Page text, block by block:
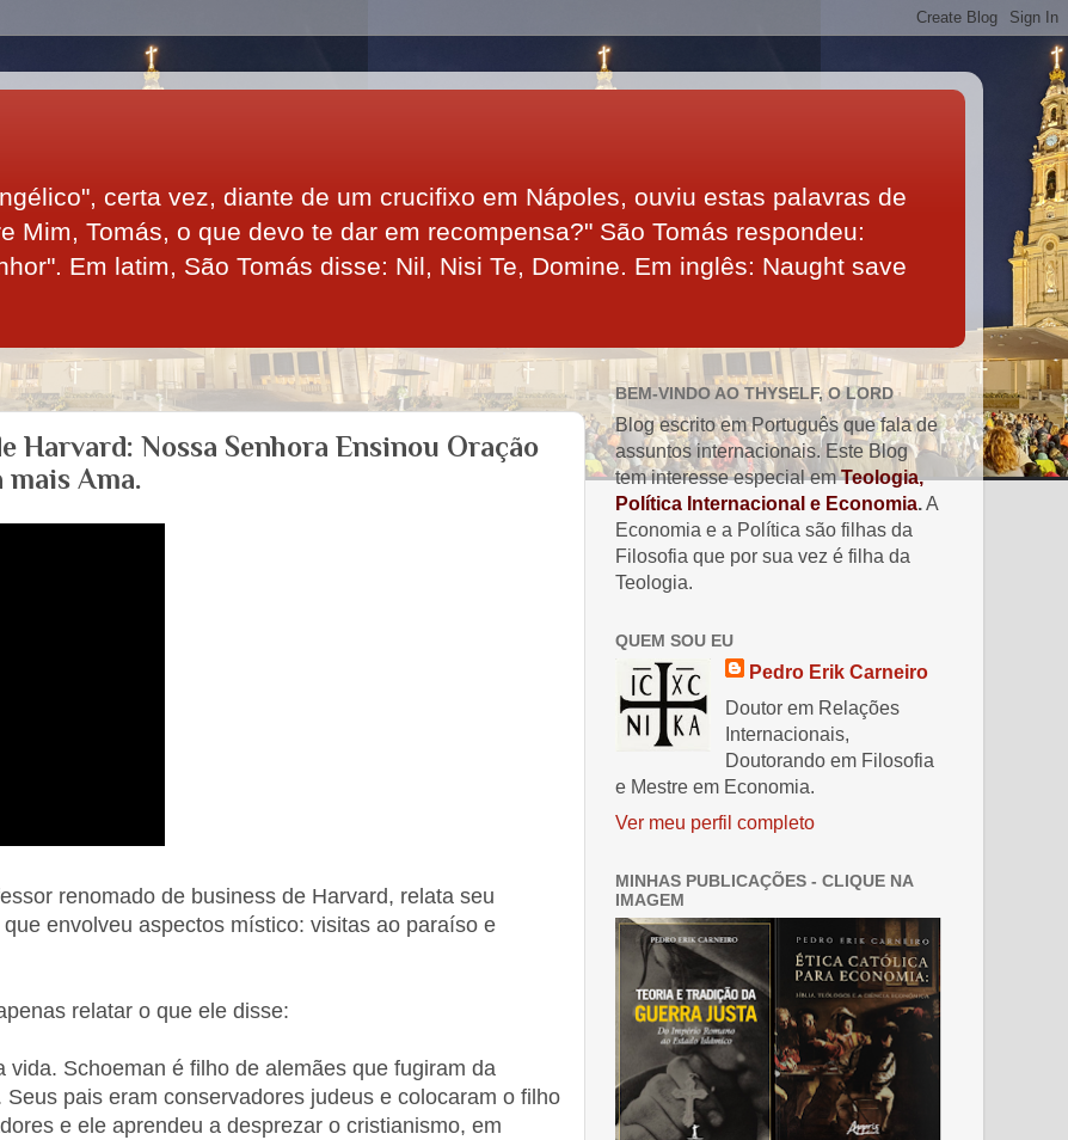
certa vez, diante de um crucifixo em Nápoles, ouviu estas palavras de
Mim, Tomás, o que devo te dar em recompensa?" São Tomás respondeu:
Em latim, São Tomás disse: Nil, Nisi Te, Domine. Em inglês: Naught save
Harvard: Nossa Senhora Ensinou Oração
mais Ama.
renomado de business de Harvard, relata seu
envolveu aspectos místico: visitas ao paraíso e
relatar o que ele disse:
Schoeman é filho de alemães que fugiram da
pais eram conservadores judeus e colocaram o filho
e ele aprendeu a desprezar o cristianismo, em
BEM-VINDO AO THYSELF, O LORD
Blog escrito em Português que fala de
assuntos internacionais. Este Blog
tem interesse especial emTeologia,
Política Internacional e Economia.A
Economia e a Política são filhas da
Filosofia que por sua vez é filha da
Teologia.
QUEM SOU EU
Pedro Erik Carneiro
Doutor em Relações
Internacionais,
Doutorando em Filosofia
e Mestre em Economia.
Ver meu perfil completo
MINHAS PUBLICAÇÕES - CLIQUE NA
IMAGEM